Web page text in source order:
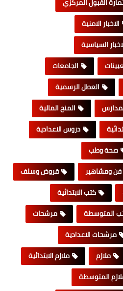
الاخبار الامنية
السياسية
الجامعات
العطل الرسمية
المنح المالية
دروس الاعدادية
صحة وطب
فن ومشاهير
قروض وسلف
كتب الابتدائية
المتوسطة
مرشحات
مرشحات الاعدادية
ملازم
ملازم الابتدائية
المتوسطة